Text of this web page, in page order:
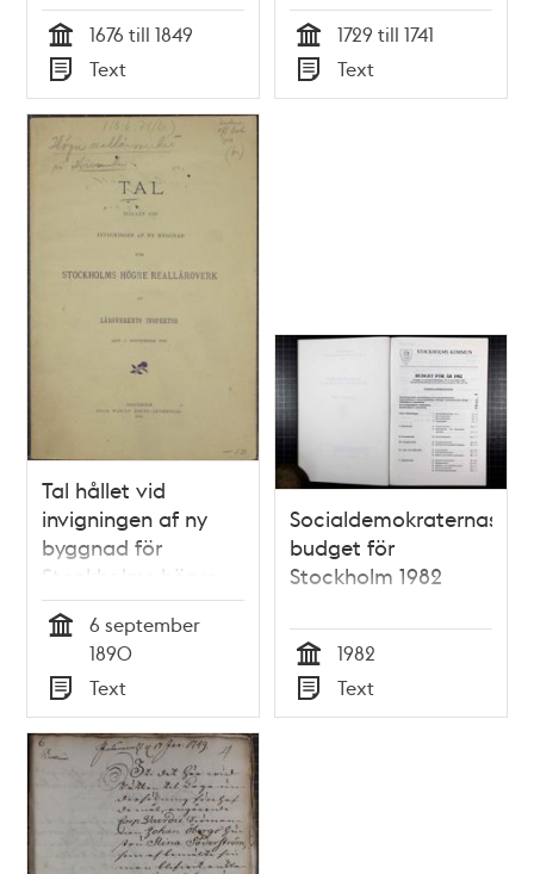
Tid
1676 till 1849
Typ
Text Tid
1729 till 1741
Typ
Text
Tal hållet vid
invigningen af ny
byggnad för
Stockholms högre
realläroverk af
läroverkets
inspektor den 6
september 1890
6 september
1890
Typ
Text
Socialdemokraternas
budget för
Stockholm 1982
Tid
1982
Typ
Text